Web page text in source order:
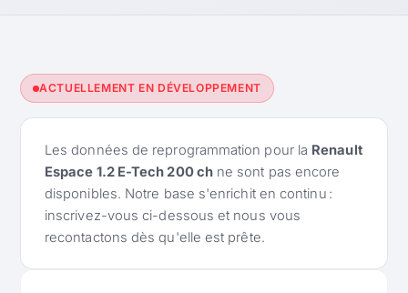
ACTUELLEMENT EN DÉVELOPPEMENT
Les données de reprogrammation pour la Renault
Espace 1.2 E-Tech 200 chne sont pas encore
disponibles. Notre base s'enrichit en continu :
inscrivez-vous ci-dessous et nous vous
recontactons dès qu'elle est prête.